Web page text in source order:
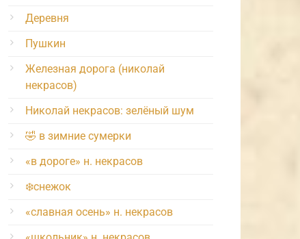
Деревня
Пушкин
Железная дорога (николай
некрасов)
Николай некрасов: зелёный шум
🤣 в зимние сумерки
«в дороге» н. некрасов
❄️снежок
«славная осень» н. некрасов